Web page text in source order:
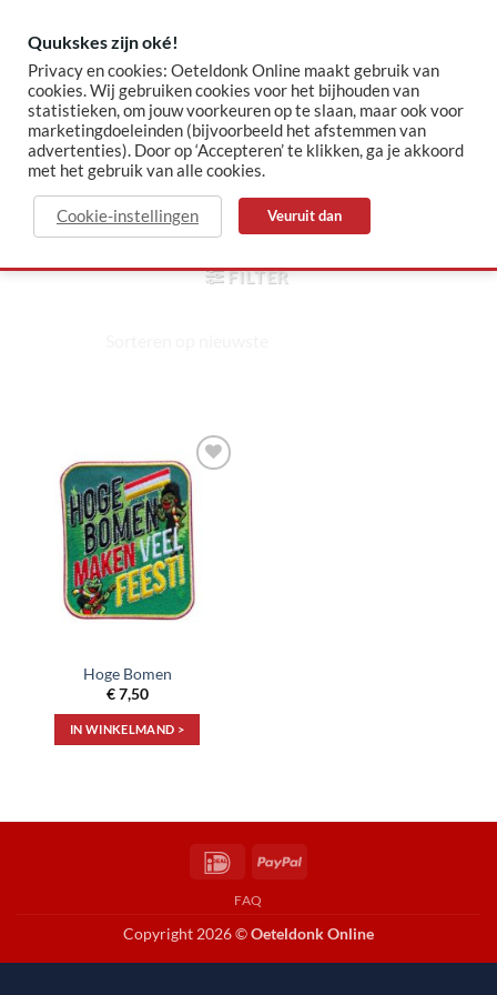
content
✓ Sinds 2015 jouw Oeteldonk-shop ✓ Veilig betalen via Mollie
concert
HOME / PRODUCTEN GETAGGED “CONCERT”
FILTER
Toevoegen
aan
verlanglijst
Hoge Bomen
€7,50
IN WINKELMAND >
IDeal PayPal
FAQ
Copyright 2026 ©Oeteldonk Online
Quukskes zijn oké!
Privacy en cookies: Oeteldonk Online maakt gebruik van
cookies. Wij gebruiken cookies voor het bijhouden van
statistieken, om jouw voorkeuren op te slaan, maar ook voor
marketingdoeleinden (bijvoorbeeld het afstemmen van
advertenties). Door op ‘Accepteren’ te klikken, ga je akkoord
met het gebruik van alle cookies.
Cookie-instellingen Veuruit dan